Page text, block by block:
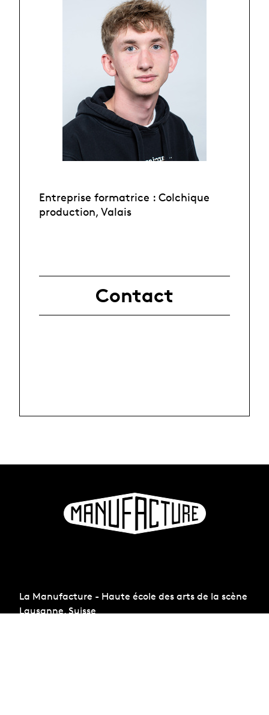
Entreprise formatrice : Colchique
production, Valais
Contact
La Manufacture - Haute école des arts de la scène
Lausanne, Suisse